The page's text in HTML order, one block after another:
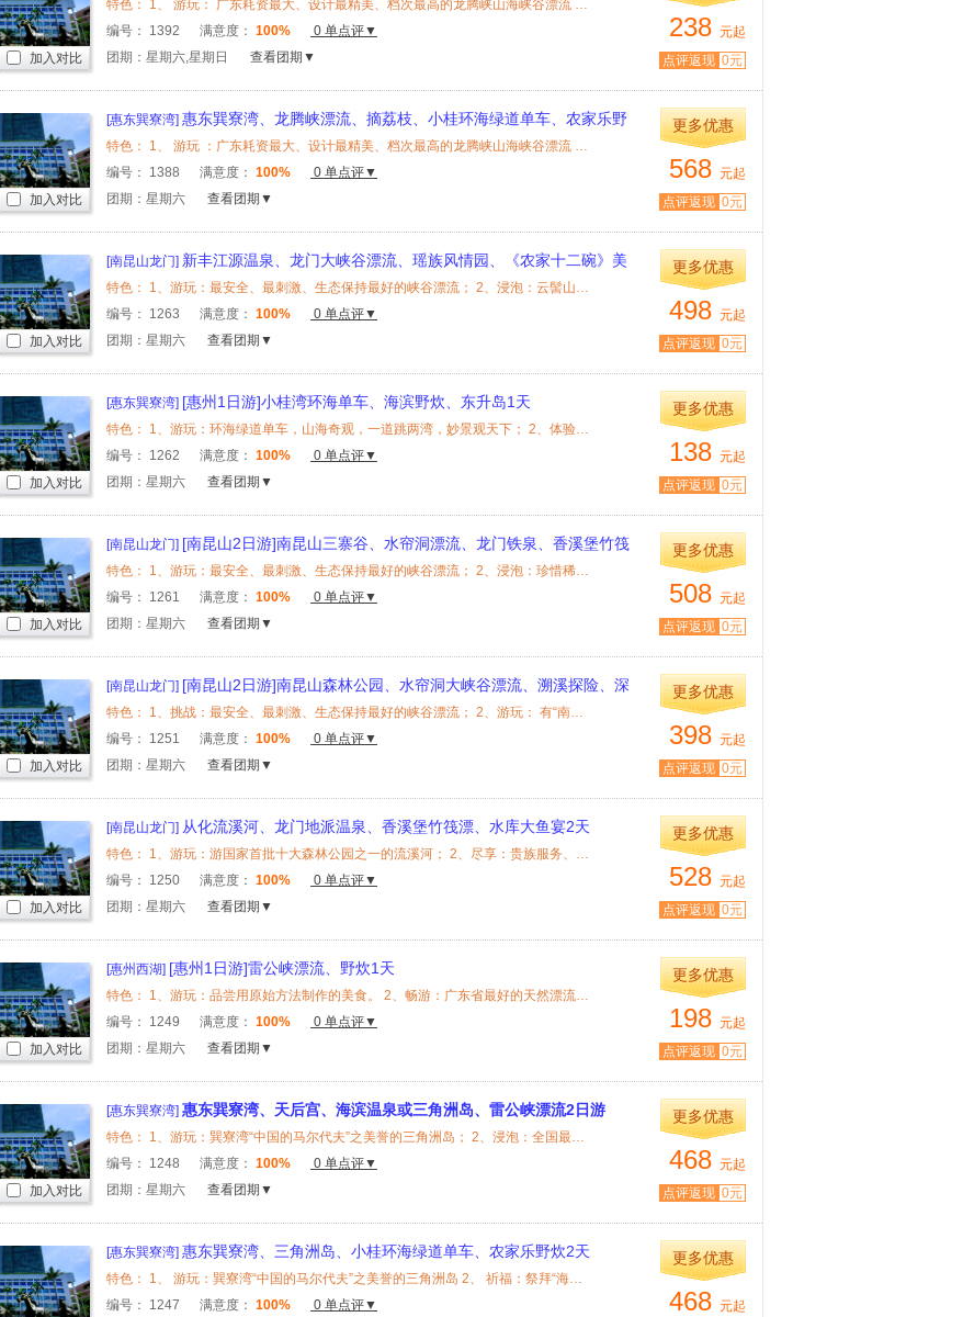
特色： 1、 游玩： 广东耗资最大、设计最精美、档次最高的龙腾峡山海峡谷漂流 ；...
编号： 1392 满意度： 100%
0 单点评▼
团期：星期六,星期日
查看团期▼
238 元起
点评返现 0元
加入对比
[惠东巽寮湾] 惠东巽寮湾、龙腾峡漂流、摘荔枝、小桂环海绿道单车、农家乐野
炊2天
特色： 1、 游玩 ：广东耗资最大、设计最精美、档次最高的龙腾峡山海峡谷漂流 ；...
编号： 1388 满意度： 100%
0 单点评▼
团期：星期六
查看团期▼
更多优惠
568 元起
点评返现 0元
加入对比
[南昆山龙门] 新丰江源温泉、龙门大峡谷漂流、瑶族风情园、《农家十二碗》美
食2天
特色： 1、游玩：最安全、最刺激、生态保持最好的峡谷漂流； 2、浸泡：云髻山麓[最...
编号： 1263 满意度： 100%
0 单点评▼
团期：星期六
查看团期▼
更多优惠
498 元起
点评返现 0元
加入对比
[惠东巽寮湾] [惠州1日游]小桂湾环海单车、海滨野炊、东升岛1天
特色： 1、游玩：环海绿道单车，山海奇观，一道跳两湾，妙景观天下； 2、体验：自...
编号： 1262 满意度： 100%
0 单点评▼
团期：星期六
查看团期▼
更多优惠
138 元起
点评返现 0元
加入对比
[南昆山龙门] [南昆山2日游]南昆山三寨谷、水帘洞漂流、龙门铁泉、香溪堡竹筏
漂、水库大鱼宴2天
特色： 1、游玩：最安全、最刺激、生态保持最好的峡谷漂流； 2、浸泡：珍惜稀黄金...
编号： 1261 满意度： 100%
0 单点评▼
团期：星期六
查看团期▼
更多优惠
508 元起
点评返现 0元
加入对比
[南昆山龙门] [南昆山2日游]南昆山森林公园、水帘洞大峡谷漂流、溯溪探险、深
山矿温泉2天
特色： 1、挑战：最安全、最刺激、生态保持最好的峡谷漂流； 2、游玩： 有“南国避...
编号： 1251 满意度： 100%
0 单点评▼
团期：星期六
查看团期▼
更多优惠
398 元起
点评返现 0元
加入对比
[南昆山龙门] 从化流溪河、龙门地派温泉、香溪堡竹筏漂、水库大鱼宴2天
特色： 1、游玩：游国家首批十大森林公园之一的流溪河； 2、尽享：贵族服务、听天...
编号： 1250 满意度： 100%
0 单点评▼
团期：星期六
查看团期▼
更多优惠
528 元起
点评返现 0元
加入对比
[惠州西湖] [惠州1日游]雷公峡漂流、野炊1天
特色： 1、游玩：品尝用原始方法制作的美食。 2、畅游：广东省最好的天然漂流河道...
编号： 1249 满意度： 100%
0 单点评▼
团期：星期六
查看团期▼
更多优惠
198 元起
点评返现 0元
加入对比
[惠东巽寮湾] 惠东巽寮湾、天后宫、海滨温泉或三角洲岛、雷公峡漂流2日游
特色： 1、游玩：巽寮湾“中国的马尔代夫”之美誉的三角洲岛； 2、浸泡：全国最大...
编号： 1248 满意度： 100%
0 单点评▼
团期：星期六
查看团期▼
更多优惠
468 元起
点评返现 0元
加入对比
[惠东巽寮湾] 惠东巽寮湾、三角洲岛、小桂环海绿道单车、农家乐野炊2天
特色： 1、 游玩：巽寮湾“中国的马尔代夫”之美誉的三角洲岛 2、 祈福：祭拜“海上...
编号： 1247 满意度： 100%
0 单点评▼
更多优惠
468 元起